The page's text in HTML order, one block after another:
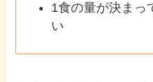
1食の量が決まっ
い